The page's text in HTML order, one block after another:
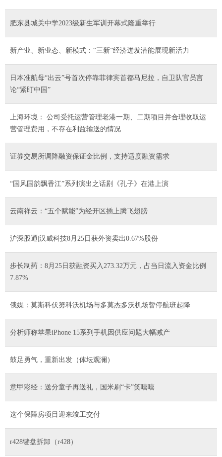
肥东县城关中学2023级新生军训开幕式隆重举行
新产业、新业态、新模式：“三新”经济迸发潜能展现新活力
日本准航母“出云”号首次停靠菲律宾首都马尼拉，自卫队官员言
论“紧盯中国”
上海环境： 公司受托运营管理老港一期、二期项目并合理收取运
营管理费用，不存在利益输送的情况
证券交易所调降融资保证金比例，支持适度融资需求
“国风国韵飘香江”系列演出之话剧《孔子》在港上演
云南祥云：“五个赋能”为经开区插上腾飞翅膀
沪深股通|汉威科技8月25日获外资卖出0.67%股份
步长制药：8月25日获融资买入273.32万元，占当日流入资金比例
7.87%
俄媒：莫斯科伏努科沃机场与多莫杰多沃机场暂停航班起降
分析师称苹果iPhone 15系列手机因供应问题大幅减产
鼓足勇气，重新出发（体坛观澜）
意甲彩经：送分童子再送礼，国米刷“卡”笑嘻嘻
这个保障房项目迎来竣工交付
r428键盘拆卸（r428）